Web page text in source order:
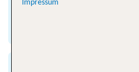
Impressum